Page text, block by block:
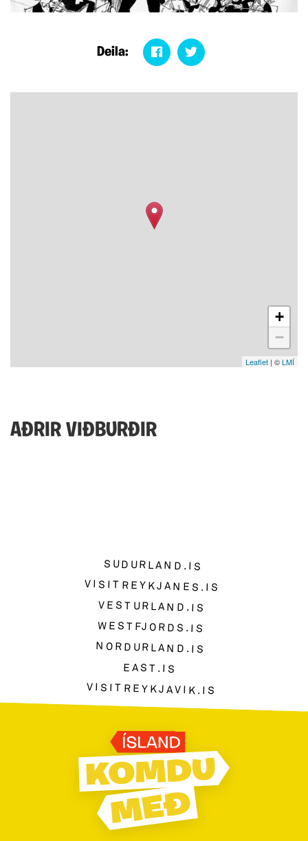
Deila:
+
−
Leaflet | ©LMÍ
AÐRIR VIÐBURÐIR
SUDURLAND.IS
VISITREYKJANES.IS
VESTURLAND.IS
WESTFJORDS.IS
NORDURLAND.IS
EAST.IS
VISITREYKJAVIK.IS